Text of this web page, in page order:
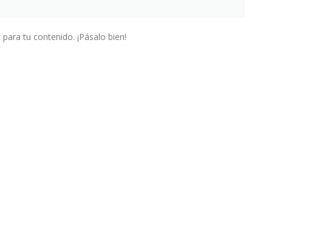
tu contenido. ¡Pásalo bien!